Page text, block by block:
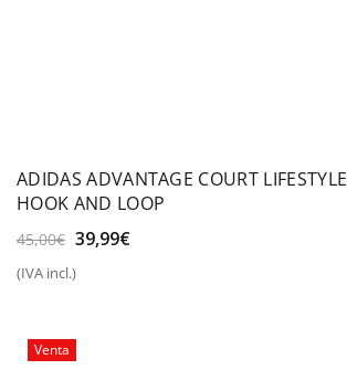
ADIDAS ADVANTAGE COURT LIFESTYLE
HOOK AND LOOP
45,00€ El
original
39,99€El
(IVA incl.)
Venta